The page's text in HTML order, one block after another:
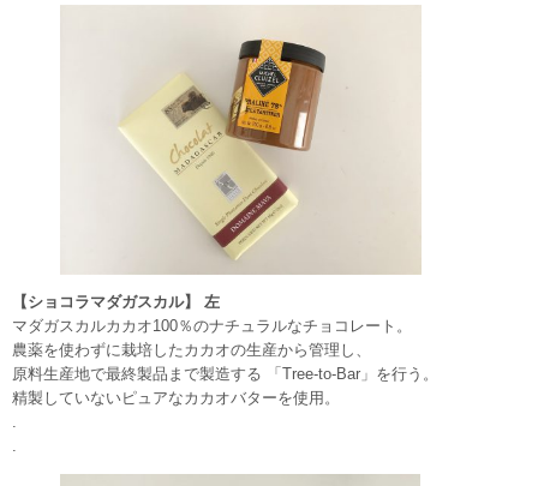
【ショコラマダガスカル】 左
マダガスカルカカオ100％のナチュラルなチョコレート。
農薬を使わずに栽培したカカオの生産から管理し、
原料生産地で最終製品まで製造する 「Tree-to-Bar」を行う。
精製していないピュアなカカオバターを使用。
.
.